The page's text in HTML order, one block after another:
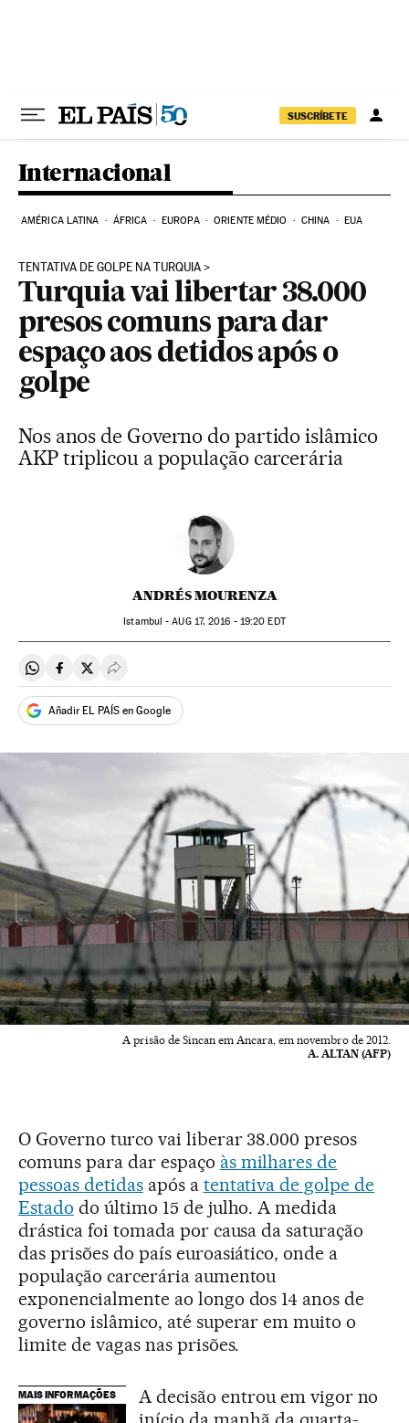
SUSCRÍBETE
Internacional
AMÉRICA LATINA ÁFRICA EUROPA ORIENTE MÉDIO CHINA EUA
TENTATIVA DE GOLPE NA TURQUIA
Turquia vai libertar 38.000
presos comuns para dar
espaço aos detidos após o
golpe
Nos anos de Governo do partido islâmico
AKP triplicou a população carcerária
ANDRÉS MOURENZA
Istambul -AUG17, 2016 - 19:20 EDT
Compartir en Whatsapp
Compartir en Facebook
Compartir en Twitter
Desplegar Redes Sociales
Añadir EL PAÍS en Google
A prisão de Sincan em Ancara, em novembro de 2012.
A. ALTAN (AFP)
O Governo turco vai liberar 38.000 presos
comuns para dar espaço às milhares de
pessoas detidasapós a tentativa de golpe de
Estado do último 15 de julho. A medida
drástica foi tomada por causa da saturação
das prisões do país euroasiático, onde a
população carcerária aumentou
exponencialmente ao longo dos 14 anos de
governo islâmico, até superar em muito o
limite de vagas nas prisões.
MAIS INFORMAÇÕES
A decisão entrou em vigor no